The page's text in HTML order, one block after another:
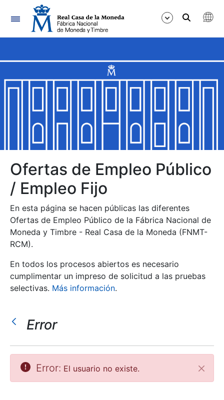
Navegación
Mostrar/Ocultar
Mostrar/Ocultar
Mostrar/Ocultar
Mostrar/Ocultar
Mostrar/Ocultar
Mostrar/Ocultar
Mostrar/Ocultar
Ofertas de Empleo Público
/ Empleo Fijo
En esta página se hacen públicas las diferentes
Ofertas de Empleo Público de la Fábrica Nacional de
Moneda y Timbre - Real Casa de la Moneda (FNMT-
RCM).
En todos los procesos abiertos es necesario
cumplimentar un impreso de solicitud a las pruebas
selectivas. Más información.
Error
Cerrar
Error: El usuario no existe.